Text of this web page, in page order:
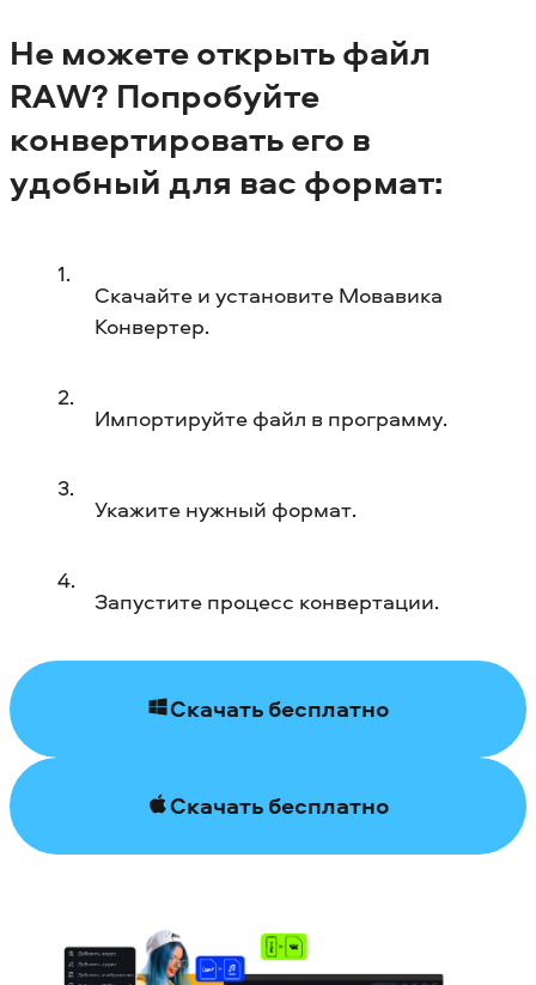
Не можете открыть файл
RAW? Попробуйте
конвертировать его в
удобный для вас формат:
Скачайте и установите Мовавика
Конвертер.
Импортируйте файл в программу.
Укажите нужный формат.
Запустите процесс конвертации.
Скачать бесплатно
Скачать бесплатно